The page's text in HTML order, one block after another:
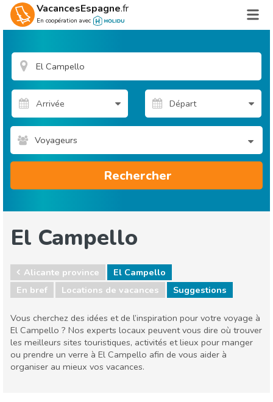
VacancesEspagne.fr
En coopération avec
Voyageurs
Rechercher
El Campello
Alicante province
El Campello
En bref
Locations de vacances Suggestions
Vous cherchez des idées et de l’inspiration pour votre voyage à
El Campello ? Nos experts locaux peuvent vous dire où trouver
les meilleurs sites touristiques, activités et lieux pour manger
ou prendre un verre à El Campello afin de vous aider à
organiser au mieux vos vacances.